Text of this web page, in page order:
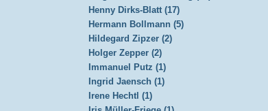
Henny Dirks-Blatt (17)
Hermann Bollmann (5)
Hildegard Zipzer (2)
Holger Zepper (2)
Immanuel Putz (1)
Ingrid Jaensch (1)
Irene Hechtl (1)